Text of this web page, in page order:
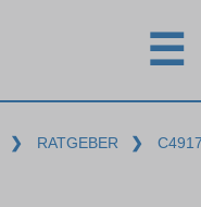
☰
❯ RATGEBER ❯